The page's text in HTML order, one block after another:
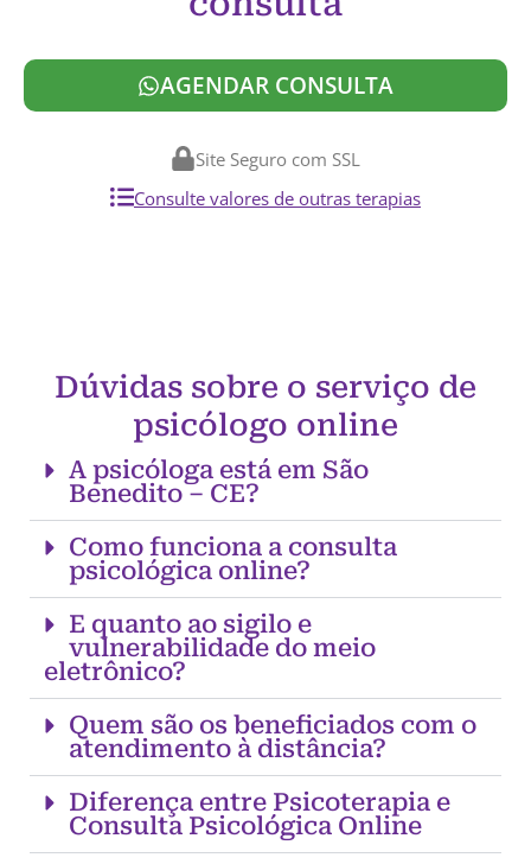
AGENDAR CONSULTA
Site Seguro com SSL
Consulte valores de outras terapias
Dúvidas sobre o serviço de
psicólogo online
A psicóloga está em São
Benedito – CE?
Como funciona a consulta
psicológica online?
E quanto ao sigilo e
vulnerabilidade do meio
eletrônico?
Quem são os beneficiados com o
atendimento à distância?
Diferença entre Psicoterapia e
Consulta Psicológica Online